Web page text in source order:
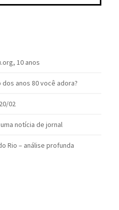
10 anos
anos 80 você adora?
02
notícia de jornal
Rio – análise profunda